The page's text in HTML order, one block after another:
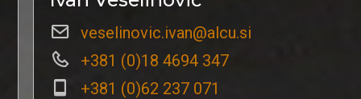
veselinovic.ivan@alcu.si
+381 (0)18 4694 347
+381 (0)62 237 071